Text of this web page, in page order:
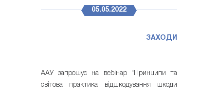
05.05.2022
ЗАХОДИ
ААУ запрошує на вебінар "Принципи та
світова практика відшкодування шкоди